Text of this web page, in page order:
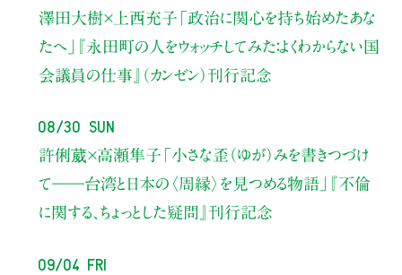
澤田大樹×上西充子 「政治に関心を持ち始めたあな
たへ」
『永田町の人をウォッチしてみた：よくわからない国
会議員の仕事』（カンゼン）刊行記念
08/30 Sun
許俐葳×高瀬隼子 「小さな歪（ゆが）みを書きつづけ
て――台湾と日本の〈周縁〉を見つめる物語」
『不倫
に関する、ちょっとした疑問』刊行記念
09/04 Fri